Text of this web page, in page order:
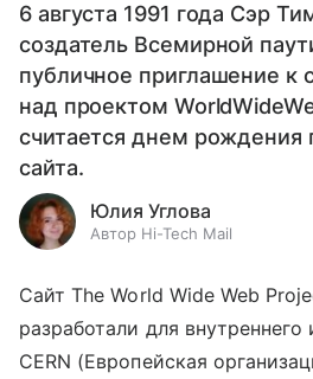
6 августа 1991 года Сэр
создатель Всемирной
публичное приглашение к
над проектом
считается днем рождения
сайта.
Юлия Углова
Автор Hi-Tech Mail
Сайт The World Wide Web
разработали для внутреннего
CERN (Европейская